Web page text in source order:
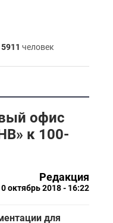
5911 человек
офис
к 100-
Редакция
октябрь 2018 - 16:22
для